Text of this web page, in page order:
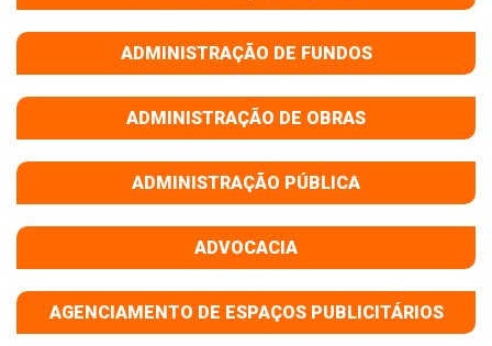
ADMINISTRAÇÃO DE FUNDOS
ADMINISTRAÇÃO DE OBRAS
ADMINISTRAÇÃO PÚBLICA
ADVOCACIA
AGENCIAMENTO DE ESPAÇOS PUBLICITÁRIOS